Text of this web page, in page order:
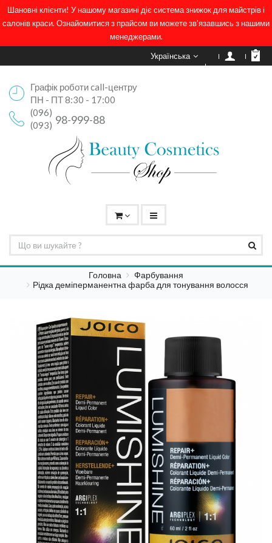
Шановні клієнти! У нашому магазині діє система знижок для майстрів і
салонів краси. Ознайомитися з прайсом ви можете зв'язавшись з нашими
менеджерами.
Українська
Графік роботи call-центру
ПН - ПТ 8:30 - 17:00
(096)
98-999-88
(093)
Головна
Фарбування
Рідка деміперманентна фарба для тонування волосся